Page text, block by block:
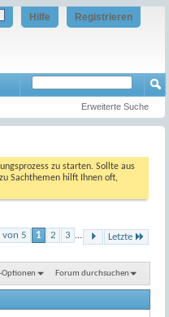
Registrieren
Hilfe
Erweiterte Suche
zu starten. Sollte aus
Sachthemen hilft Ihnen oft,
von 5 1 2 3 ... Letzte
Optionen Forum durchsuchen